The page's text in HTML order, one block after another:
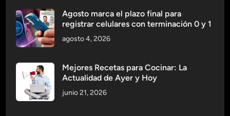
Agosto marca el plazo final para
registrar celulares con terminación 0 y 1
agosto 4, 2026
Mejores Recetas para Cocinar: La
Actualidad de Ayer y Hoy
junio 21, 2026